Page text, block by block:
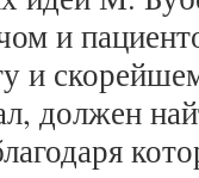
и
и
должен